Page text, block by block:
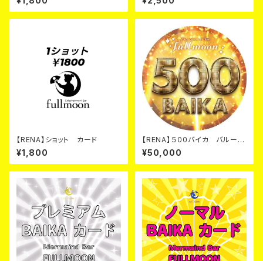
【RENA】ショット カード
¥1,800
【RENA】５００バイカ バルー
ン カード
¥50,000